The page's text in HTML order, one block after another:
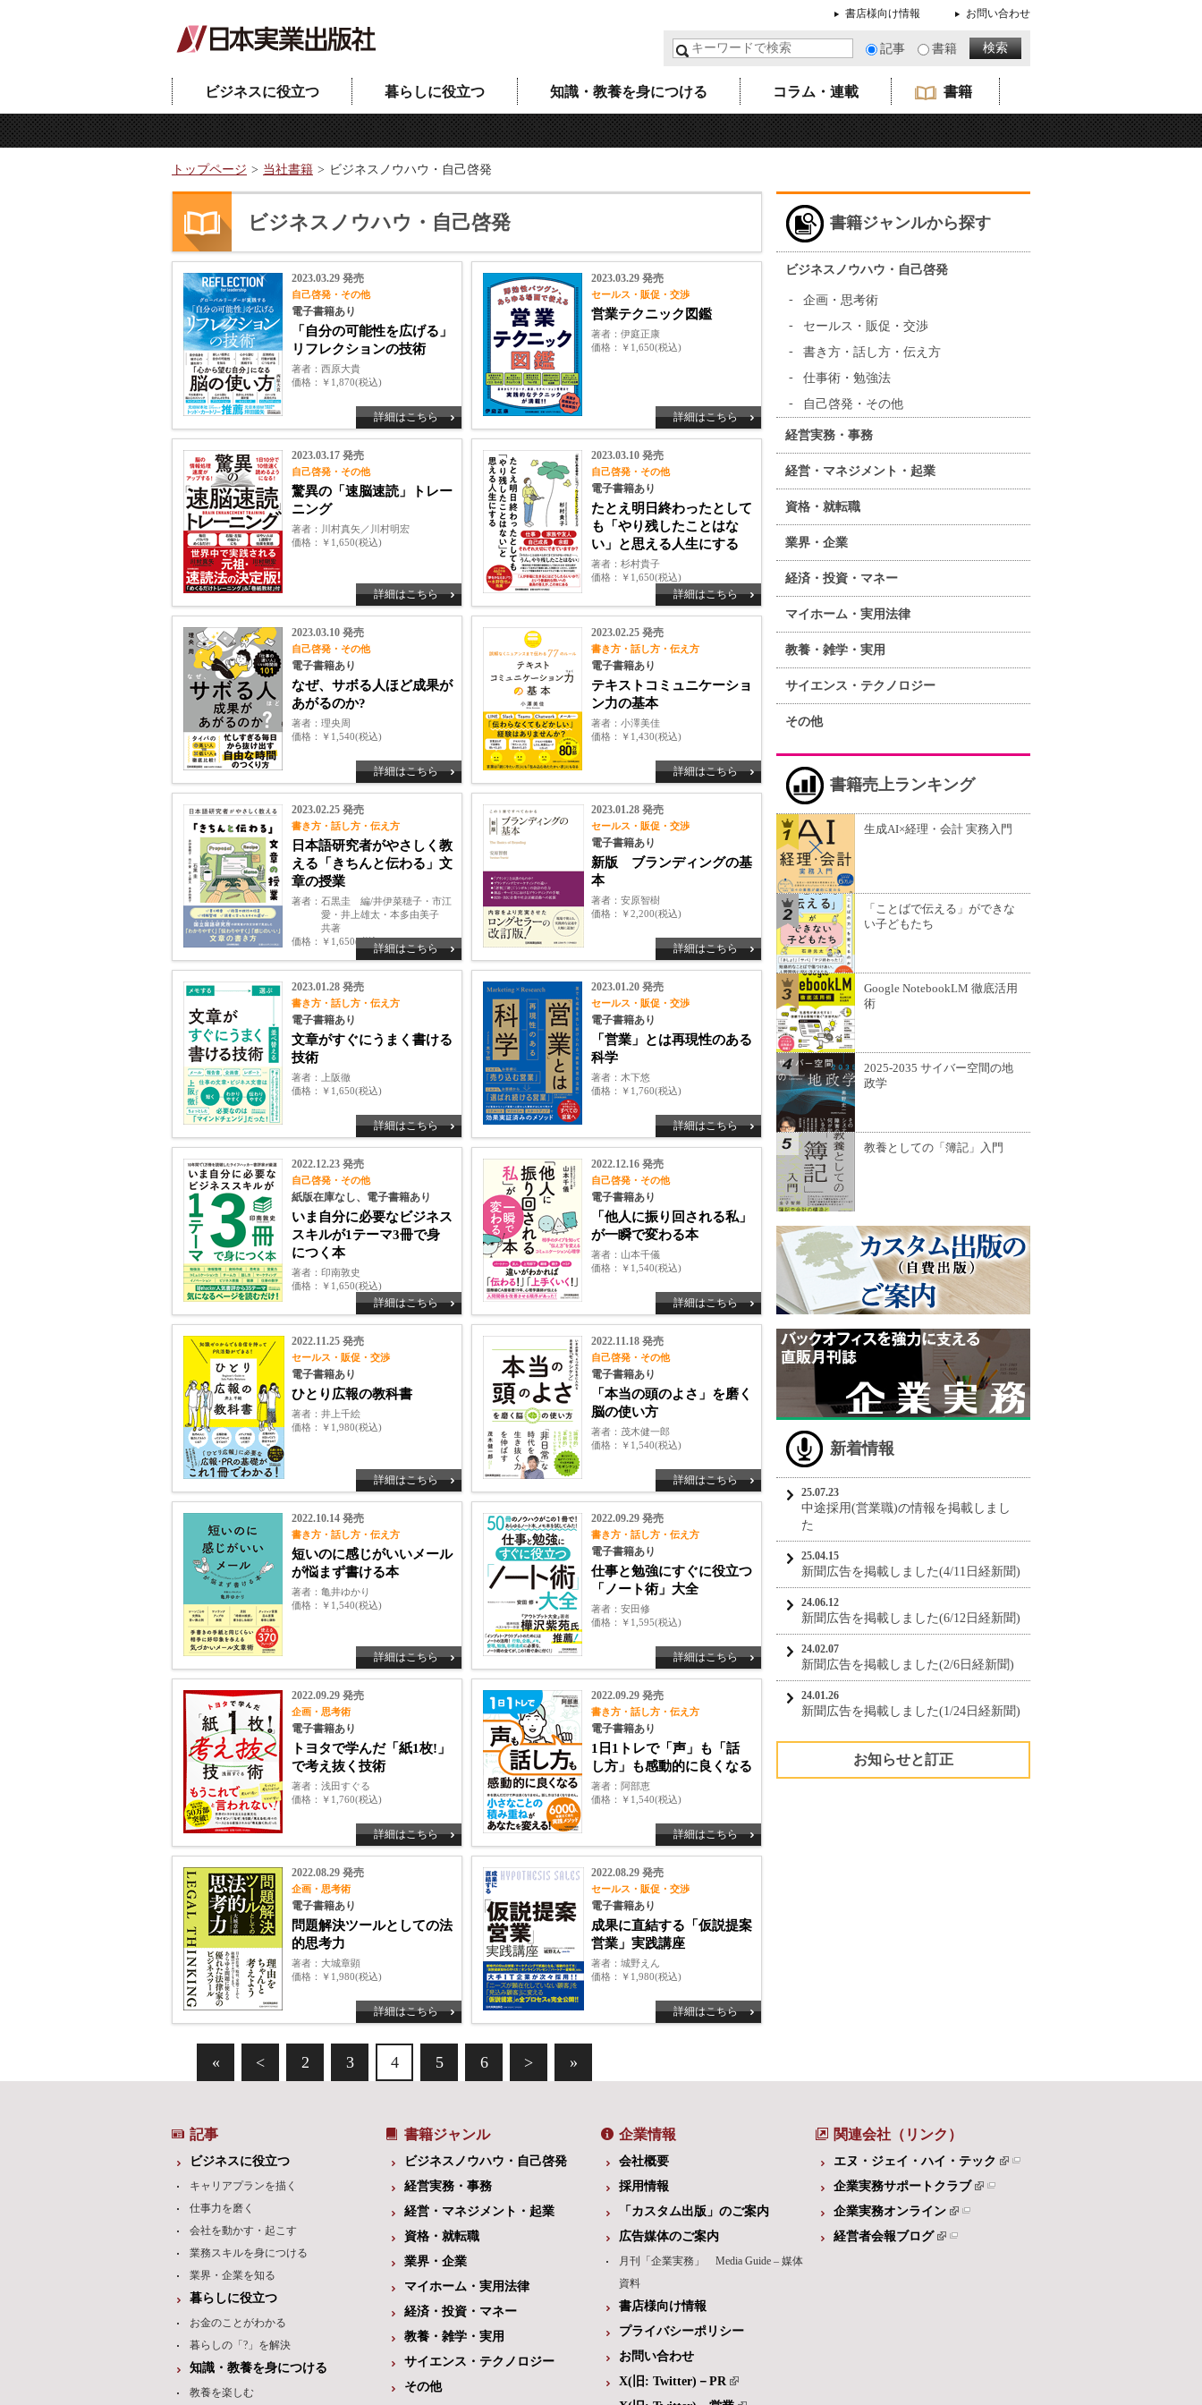
書店様向け情報 お問い合わせ
記事 書籍
ビジネスに役立つ 暮らしに役立つ 知識・教養を身につける コラム・連載 書籍
トップページ 当社書籍 ビジネスノウハウ・自己啓発
ビジネスノウハウ・自己啓発
2023.03.29 発売
自己啓発・その他
電子書籍あり
「自分の可能性を広げる」
リフレクションの技術
著者
西原大貴
価格
￥1,870(税込)
詳細はこちら
2023.03.29 発売
セールス・販促・交渉
営業テクニック図鑑
著者
伊庭正康
価格
￥1,650(税込)
詳細はこちら
2023.03.17 発売
自己啓発・その他
驚異の「速脳速読」トレー
ニング
著者
川村真矢／川村明宏
価格
￥1,650(税込)
詳細はこちら
2023.03.10 発売
自己啓発・その他
電子書籍あり
たとえ明日終わったとして
も「やり残したことはな
い」と思える人生にする
著者
杉村貴子
価格
￥1,650(税込)
詳細はこちら
2023.03.10 発売
自己啓発・その他
電子書籍あり
なぜ、サボる人ほど成果が
あがるのか?
著者
理央周
価格
￥1,540(税込)
詳細はこちら
2023.02.25 発売
書き方・話し方・伝え方
電子書籍あり
テキストコミュニケーショ
ン力の基本
著者
小澤美佳
価格
￥1,430(税込)
詳細はこちら
2023.02.25 発売
書き方・話し方・伝え方
日本語研究者がやさしく教
える「きちんと伝わる」文
章の授業
著者
石黒圭 編/井伊菜穂子・市江
愛・井上雄太・本多由美子
共著
価格
￥1,650(税込)
詳細はこちら
2023.01.28 発売
セールス・販促・交渉
電子書籍あり
新版 ブランディングの基
本
著者
安原智樹
価格
￥2,200(税込)
詳細はこちら
2023.01.28 発売
書き方・話し方・伝え方
電子書籍あり
文章がすぐにうまく書ける
技術
著者
上阪徹
価格
￥1,650(税込)
詳細はこちら
2023.01.20 発売
セールス・販促・交渉
電子書籍あり
「営業」とは再現性のある
科学
著者
木下悠
価格
￥1,760(税込)
詳細はこちら
2022.12.23 発売
自己啓発・その他
紙版在庫なし、電子書籍あり
いま自分に必要なビジネス
スキルが1テーマ3冊で身
につく本
著者
印南敦史
価格
￥1,650(税込)
詳細はこちら
2022.12.16 発売
自己啓発・その他
電子書籍あり
「他人に振り回される私」
が一瞬で変わる本
著者
山本千儀
価格
￥1,540(税込)
詳細はこちら
2022.11.25 発売
セールス・販促・交渉
電子書籍あり
ひとり広報の教科書
著者
井上千絵
価格
￥1,980(税込)
詳細はこちら
2022.11.18 発売
自己啓発・その他
電子書籍あり
「本当の頭のよさ」を磨く
脳の使い方
著者
茂木健一郎
価格
￥1,540(税込)
詳細はこちら
2022.10.14 発売
書き方・話し方・伝え方
短いのに感じがいいメール
が悩まず書ける本
著者
亀井ゆかり
価格
￥1,540(税込)
詳細はこちら
2022.09.29 発売
書き方・話し方・伝え方
電子書籍あり
仕事と勉強にすぐに役立つ
「ノート術」大全
著者
安田修
価格
￥1,595(税込)
詳細はこちら
2022.09.29 発売
企画・思考術
電子書籍あり
トヨタで学んだ「紙1枚!」
で考え抜く技術
著者
浅田すぐる
価格
￥1,760(税込)
詳細はこちら
2022.09.29 発売
書き方・話し方・伝え方
電子書籍あり
1日1トレで「声」も「話
し方」も感動的に良くなる
著者
阿部恵
価格
￥1,540(税込)
詳細はこちら
2022.08.29 発売
企画・思考術
電子書籍あり
問題解決ツールとしての法
的思考力
著者
大城章顕
価格
￥1,980(税込)
詳細はこちら
2022.08.29 発売
セールス・販促・交渉
電子書籍あり
成果に直結する「仮説提案
営業」実践講座
著者
城野えん
価格
￥1,980(税込)
詳細はこちら
« < 2 3 4 5 6 > »
書籍ジャンルから探す
ビジネスノウハウ・自己啓発
企画・思考術
セールス・販促・交渉
書き方・話し方・伝え方
仕事術・勉強法
自己啓発・その他
経営実務・事務
経営・マネジメント・起業
資格・就転職
業界・企業
経済・投資・マネー
マイホーム・実用法律
教養・雑学・実用
サイエンス・テクノロジー
その他
書籍売上ランキング
生成AI×経理・会計 実務入門
「ことばで伝える」ができな
い子どもたち
Google NotebookLM 徹底活用
術
2025-2035 サイバー空間の地
政学
教養としての「簿記」入門
新着情報
25.07.23
中途採用(営業職)の情報を掲載しまし
た
25.04.15
新聞広告を掲載しました(4/11日経新聞)
24.06.12
新聞広告を掲載しました(6/12日経新聞)
24.02.07
新聞広告を掲載しました(2/6日経新聞)
24.01.26
新聞広告を掲載しました(1/24日経新聞)
お知らせと訂正
記事
ビジネスに役立つ
キャリアプランを描く
仕事力を磨く
会社を動かす・起こす
業務スキルを身につける
業界・企業を知る
暮らしに役立つ
お金のことがわかる
暮らしの「?」を解決
知識・教養を身につける
教養を楽しむ
書籍ジャンル
ビジネスノウハウ・自己啓発
経営実務・事務
経営・マネジメント・起業
資格・就転職
業界・企業
マイホーム・実用法律
経済・投資・マネー
教養・雑学・実用
サイエンス・テクノロジー
その他
企業情報
会社概要
採用情報
「カスタム出版」のご案内
広告媒体のご案内
月刊「企業実務」 Media Guide – 媒体
資料
書店様向け情報
プライバシーポリシー
お問い合わせ
X(旧: Twitter)－PR
関連会社（リンク）
エヌ・ジェイ・ハイ・テック
企業実務サポートクラブ
企業実務オンライン
経営者会報ブログ